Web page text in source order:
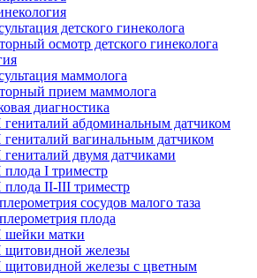
детского гинеколога
осмотр детского гинеколога
маммолога
прием маммолога
диагностика
абдоминальным датчиком
вагинальным датчиком
двумя датчиками
I триместр
II-III триместр
сосудов малого таза
плода
матки
железы
железы с цветным